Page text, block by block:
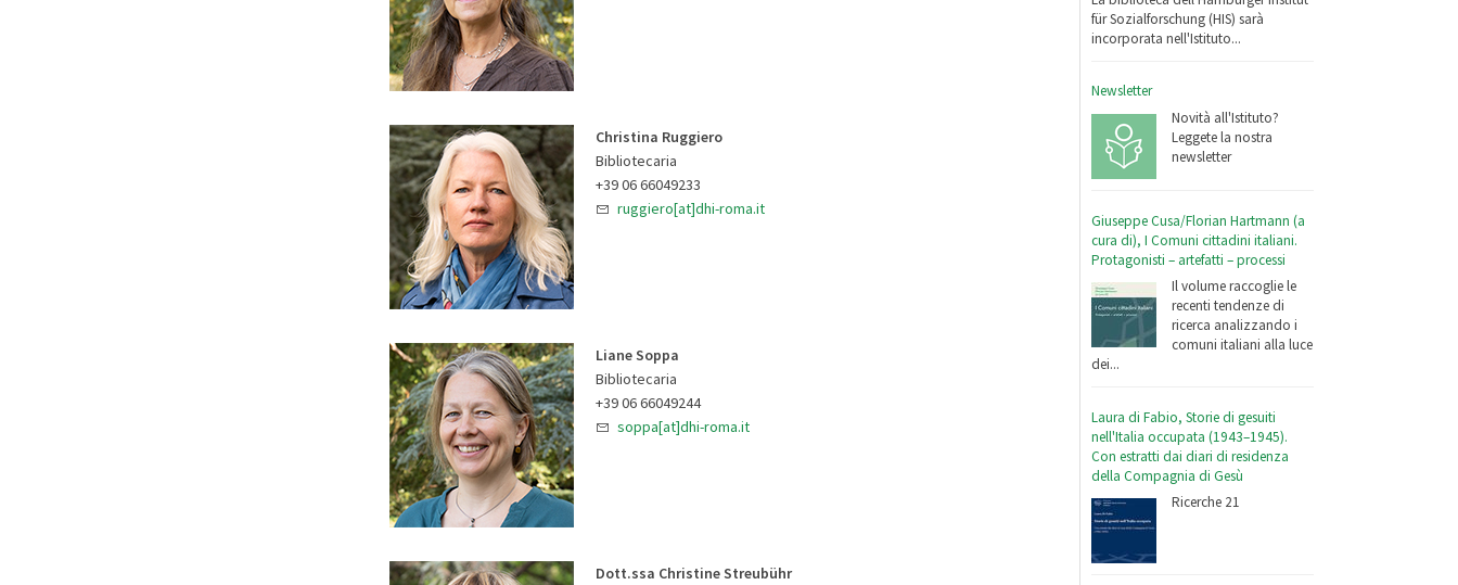
für Sozialforschung (HIS) sarà
incorporata nell'Istituto...
Newsletter
Novità all'Istituto?
Leggete la nostra
newsletter
Giuseppe Cusa/Florian Hartmann (a
cura di), I Comuni cittadini italiani.
Protagonisti – artefatti – processi
Il volume raccoglie le
recenti tendenze di
ricerca analizzando i
comuni italiani alla luce
dei...
Laura di Fabio, Storie di gesuiti
nell'Italia occupata (1943–1945).
Con estratti dai diari di residenza
della Compagnia di Gesù
Ricerche 21
Christina Ruggiero
Bibliotecaria
+39 06 66049233
ruggiero[at]dhi-roma.it
Liane Soppa
Bibliotecaria
+39 06 66049244
soppa[at]dhi-roma.it
Dott.ssa Christine Streubühr